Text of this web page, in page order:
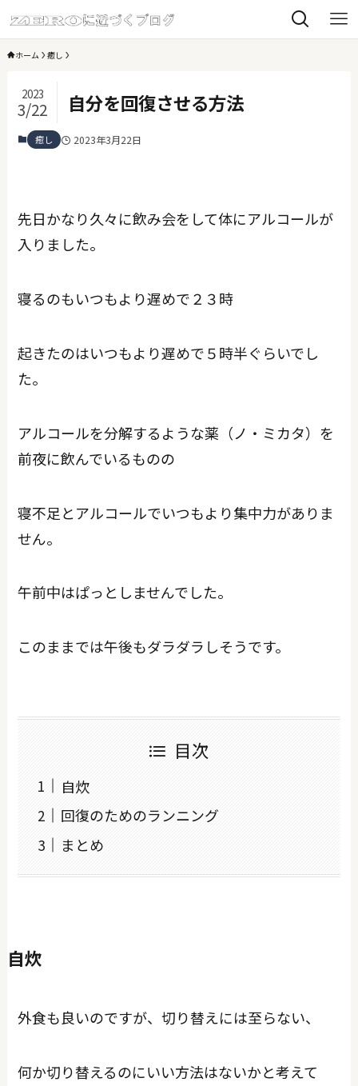
ホーム 癒し
自分を回復させる方法
2023
3/22
癒し 2023年3月22日
先日かなり久々に飲み会をして体にアルコールが
入りました。
寝るのもいつもより遅めで２３時
起きたのはいつもより遅めで５時半ぐらいでし
た。
アルコールを分解するような薬（ノ・ミカタ）を
前夜に飲んでいるものの
寝不足とアルコールでいつもより集中力がありま
せん。
午前中はぱっとしませんでした。
このままでは午後もダラダラしそうです。
目次
自炊
回復のためのランニング
まとめ
自炊
外食も良いのですが、切り替えには至らない、
何か切り替えるのにいい方法はないかと考えて